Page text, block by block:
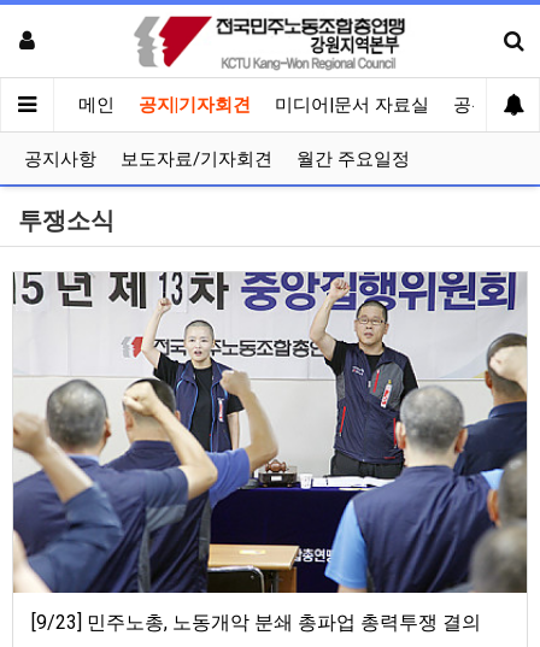
메인 공지|기자회견 미디어|문서 자료실 공유게시
공지사항 보도자료/기자회견 월간 주요일정
투쟁소식
[9/23] 민주노총, 노동개악 분쇄 총파업 총력투쟁 결의